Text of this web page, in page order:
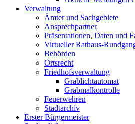
Verwaltung
Ämter und Sachgebiete
Ansprechpartner
Präsentationen, Daten und
Virtueller Rathaus-
Behörden
Ortsrecht
Friedhofsverwaltung
Grablichtautomat
Grabmalkontrolle
Feuerwehren
Stadtarchiv
Erster Bürgermeister